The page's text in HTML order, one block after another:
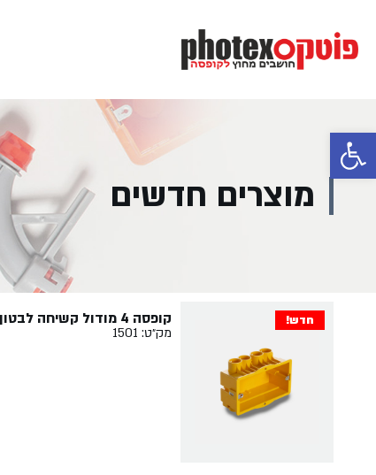
פתח סרגל נגישות
מוצרים חדשים
חדש! קופסה 4 מודול קשיחה לבטון
מק״ט: 1501